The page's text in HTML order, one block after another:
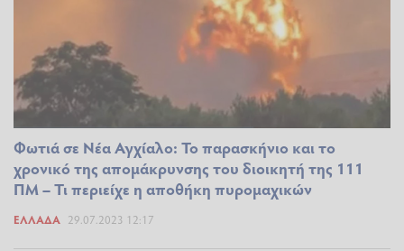
Φωτιά σε Νέα Αγχίαλο: Το παρασκήνιο και το
χρονικό της απομάκρυνσης του διοικητή της 111
ΠΜ – Τι περιείχε η αποθήκη πυρομαχικών
ΕΛΛΆΔΑ 29.07.2023 12:17